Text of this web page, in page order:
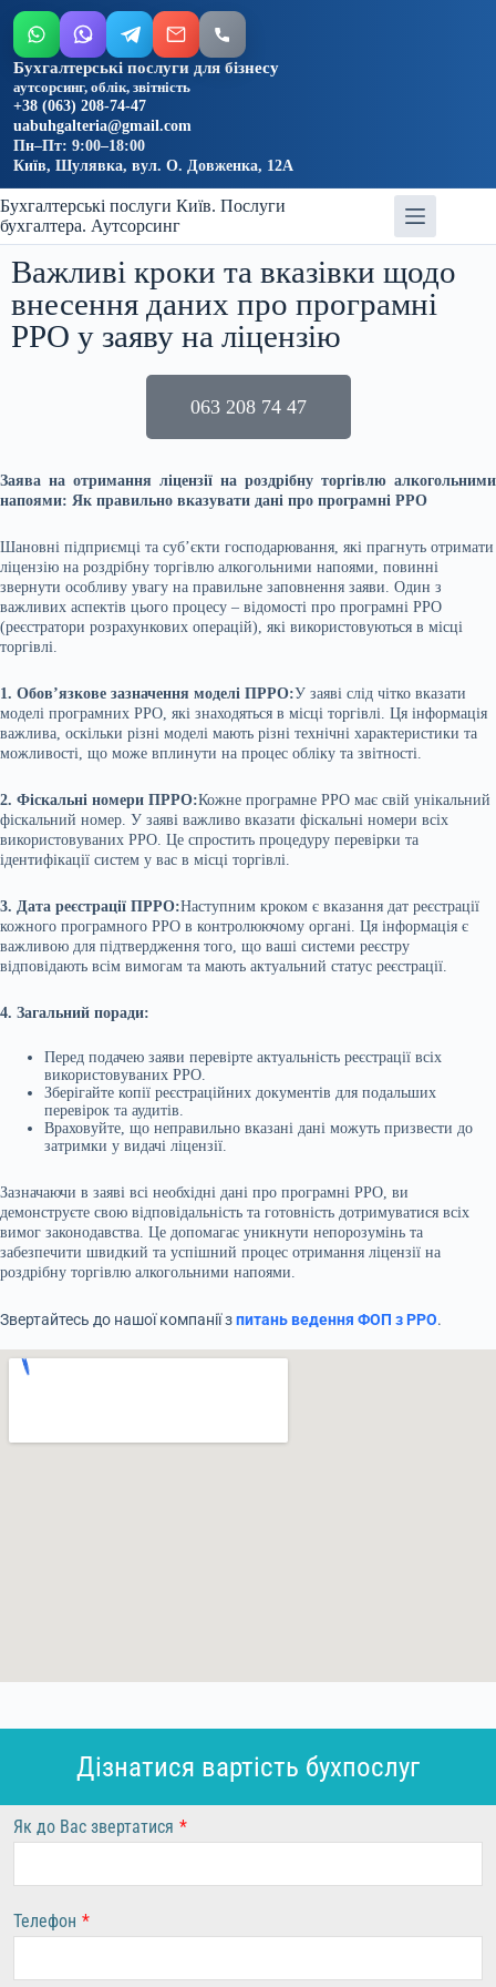
Бухгалтерські послуги для бізнесу
аутсорсинг, облік, звітність
+38 (063) 208-74-47
uabuhgalteria@gmail.com
Пн–Пт: 9:00–18:00
Київ, Шулявка, вул. О. Довженка, 12А
Бухгалтерські послуги Київ. Послуги
бухгалтера. Аутсорсинг
Важливі кроки та вказівки щодо
внесення даних про програмні
РРО у заяву на ліцензію
063 208 74 47
Заява на отримання ліцензії на роздрібну торгівлю алкогольними
напоями: Як правильно вказувати дані про програмні РРО
Шановні підприємці та суб’єкти господарювання, які прагнуть отримати
ліцензію на роздрібну торгівлю алкогольними напоями, повинні
звернути особливу увагу на правильне заповнення заяви. Один з
важливих аспектів цього процесу – відомості про програмні РРО
(реєстратори розрахункових операцій), які використовуються в місці
торгівлі.
1. Обов’язкове зазначення моделі ПРРО:У заяві слід чітко вказати
моделі програмних РРО, які знаходяться в місці торгівлі. Ця інформація
важлива, оскільки різні моделі мають різні технічні характеристики та
можливості, що може вплинути на процес обліку та звітності.
2. Фіскальні номери ПРРО:Кожне програмне РРО має свій унікальний
фіскальний номер. У заяві важливо вказати фіскальні номери всіх
використовуваних РРО. Це спростить процедуру перевірки та
ідентифікації систем у вас в місці торгівлі.
3. Дата реєстрації ПРРО:Наступним кроком є вказання дат реєстрації
кожного програмного РРО в контролюючому органі. Ця інформація є
важливою для підтвердження того, що ваші системи реєстру
відповідають всім вимогам та мають актуальний статус реєстрації.
4. Загальний поради:
Перед подачею заяви перевірте актуальність реєстрації всіх
використовуваних РРО.
Зберігайте копії реєстраційних документів для подальших
перевірок та аудитів.
Враховуйте, що неправильно вказані дані можуть призвести до
затримки у видачі ліцензії.
Зазначаючи в заяві всі необхідні дані про програмні РРО, ви
демонструєте свою відповідальність та готовність дотримуватися всіх
вимог законодавства. Це допомагає уникнути непорозумінь та
забезпечити швидкий та успішний процес отримання ліцензії на
роздрібну торгівлю алкогольними напоями.
Звертайтесь до нашої компанії зпитаньведення ФОП з РРО.
Дізнатися вартість бухпослуг
Як до Вас звертатися *
Телефон *